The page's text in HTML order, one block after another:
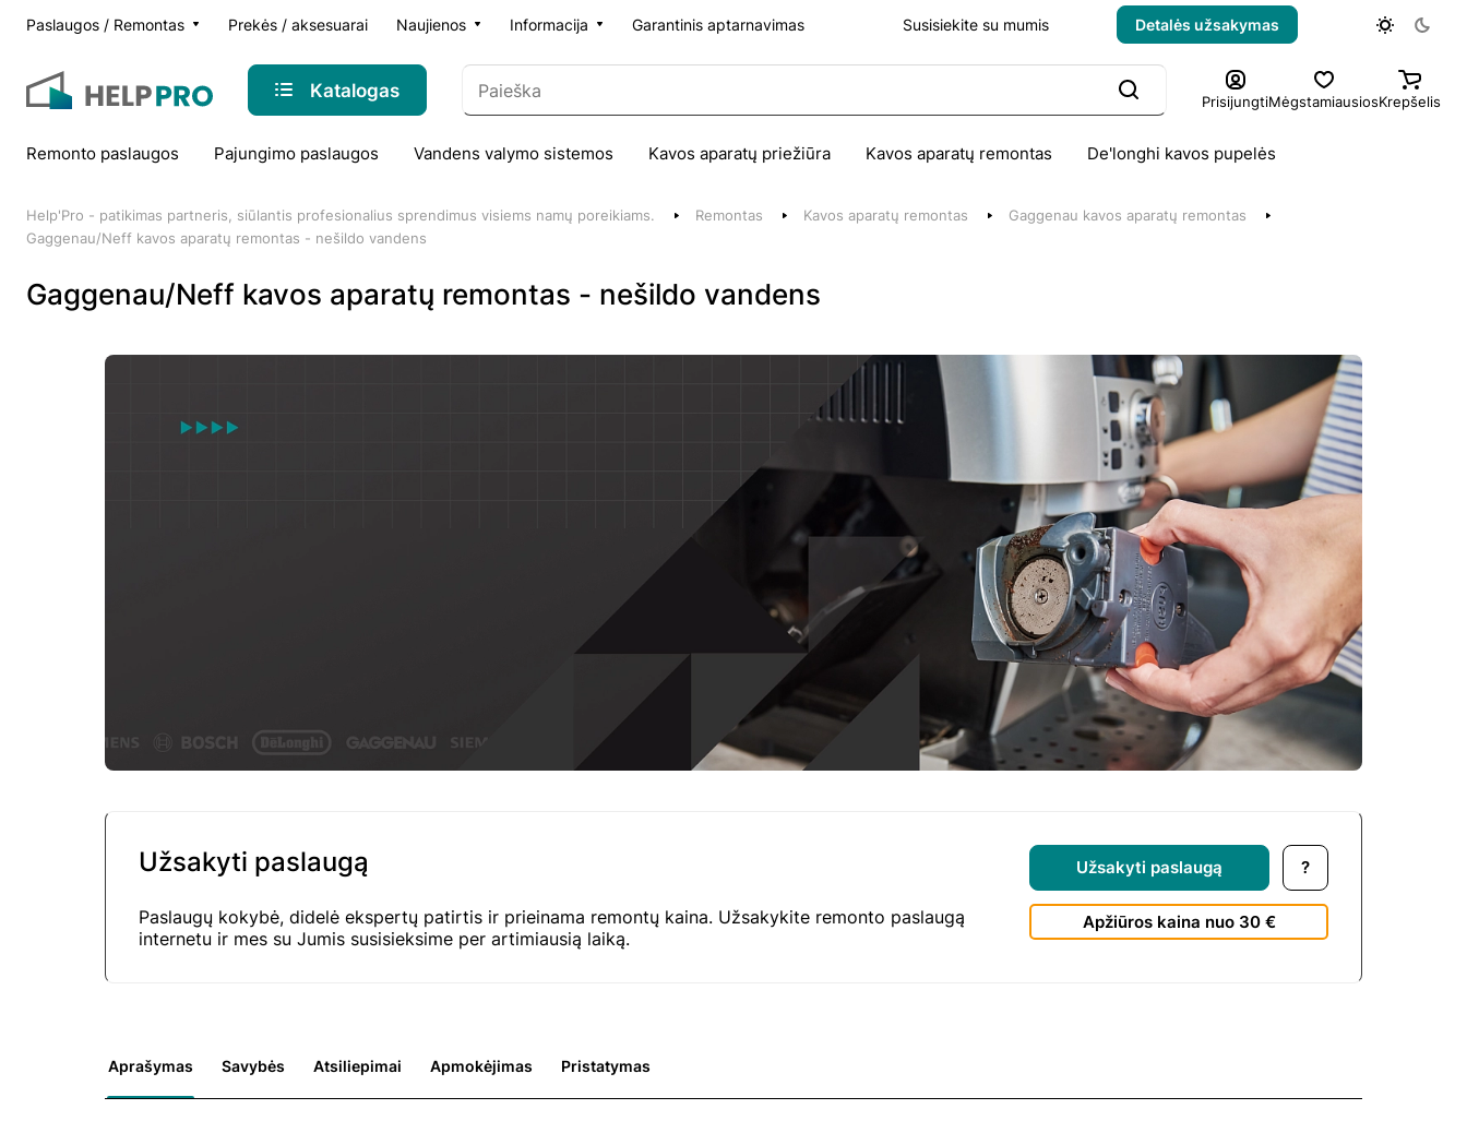
Paslaugos / Remontas Prekės / aksesuarai Naujienos Informacija Garantinis aptarnavimas Susisiekite su mumis Detalės užsakymas
Katalogas PrisijungtiMėgstamiausiosKrepšelis
Remonto paslaugos Pajungimo paslaugos Vandens valymo sistemos Kavos aparatų priežiūra Kavos aparatų remontas De'longhi kavos pupelės
Help'Pro - patikimas partneris, siūlantis profesionalius sprendimus visiems namų poreikiams. Remontas Kavos aparatų remontas
Gaggenau kavos aparatų remontas
Gaggenau/Neff kavos aparatų remontas - nešildo vandens
Gaggenau/Neff kavos aparatų remontas - nešildo vandens
Užsakyti paslaugą
Paslaugų kokybė, didelė ekspertų patirtis ir prieinama remontų kaina. Užsakykite remonto paslaugą
internetu ir mes su Jumis susisieksime per artimiausią laiką.
Užsakyti paslaugą ?
Apžiūros kaina nuo 30 €
Aprašymas Savybės Atsiliepimai Apmokėjimas Pristatymas